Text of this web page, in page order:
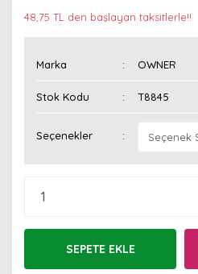
48,75 TL den başlayan taksitlerle!!
Marka OWNER
Stok Kodu T8845
Seçenekler
SEPETE EKLE